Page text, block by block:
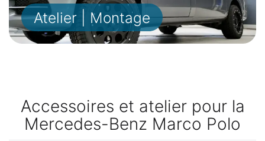
Atelier | Montage
Accessoires et atelier pour la
Mercedes-Benz Marco Polo